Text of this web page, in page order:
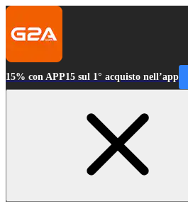
15% con APP15 sul 1° acquisto nell’app